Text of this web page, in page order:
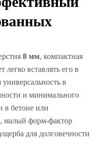
8 мм, компактная
легко вставлять его в
в
и минимального
в бетоне или
малый форм-фактор
для долговечности